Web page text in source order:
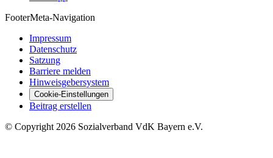
FooterMeta-Navigation
Impressum
Datenschutz
Satzung
Barriere melden
Hinweisgebersystem
Cookie-Einstellungen
Beitrag erstellen
© Copyright 2026 Sozialverband VdK Bayern e.V.